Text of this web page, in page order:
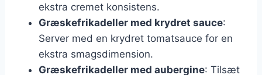
ekstra cremet konsistens.
Græskefrikadeller med krydret sauce:
Server med en krydret tomatsauce for en
ekstra smagsdimension.
Græskefrikadeller med aubergine: Tilsæt